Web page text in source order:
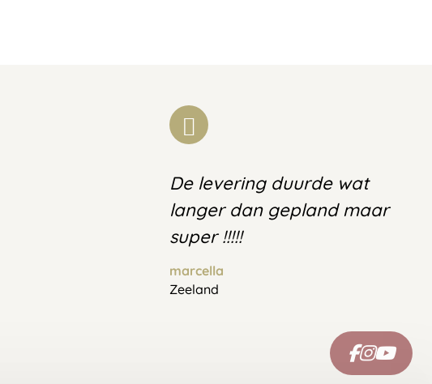
De levering duurde wat
langer dan gepland maar
super !!!!!
marcella
Zeeland